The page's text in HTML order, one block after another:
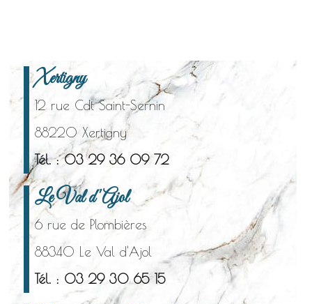
Xertigny
12 rue Cdt Saint-Sernin
88220 Xertigny
Tél. : 03 29 36 09 72
Le Val d'Ajol
6 rue de Plombières
88340 Le Val d'Ajol
Tél. : 03 29 30 65 15